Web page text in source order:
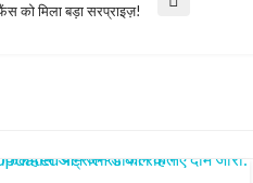
को मिला बड़ा सरप्राइज़!